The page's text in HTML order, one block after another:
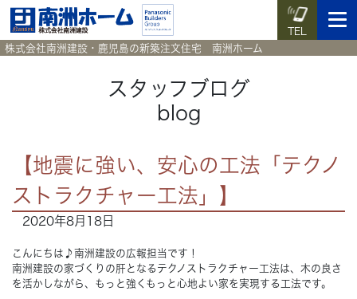
TEL
暮らしのコラム
HOME
News 新着情報
Works 施工実例集
株式会社南洲建設・鹿児島の新築注文住宅 南洲ホーム
スタッフブログ
blog
【地震に強い、安心の工法「テクノ
ストラクチャー工法」】
2020年8月18日
こんにちは♪南洲建設の広報担当です！
南洲建設の家づくりの肝となるテクノストラクチャー工法は、木の良さ
を活かしながら、もっと強くもっと心地よい家を実現する工法です。